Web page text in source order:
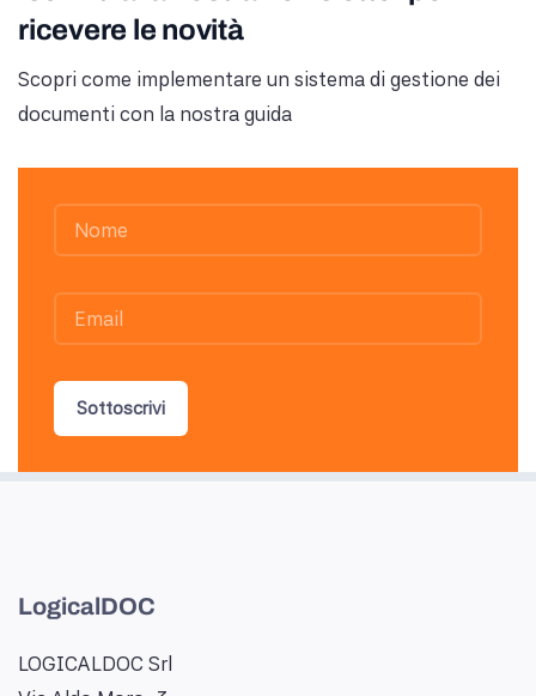
ricevere le novità
Scopri come implementare un sistema di gestione dei
documenti con la nostra guida
Sottoscrivi
LogicalDOC
LOGICALDOC Srl